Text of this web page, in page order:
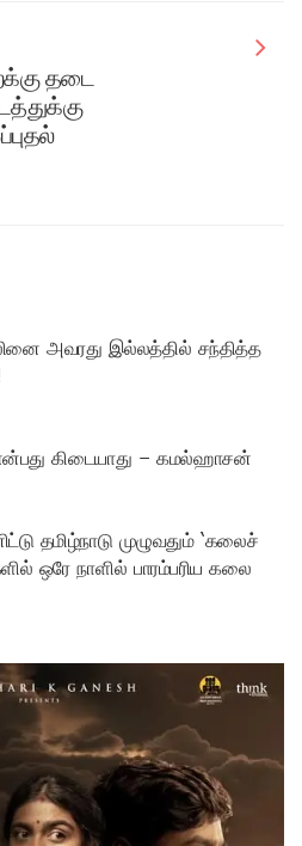
தடை
அவரது இல்லத்தில் சந்தித்த
என்பது கிடையாது – கமல்ஹாசன்
தமிழ்நாடு முழுவதும் ‘கலைச்
ஒரே நாளில் பாரம்பரிய கலை